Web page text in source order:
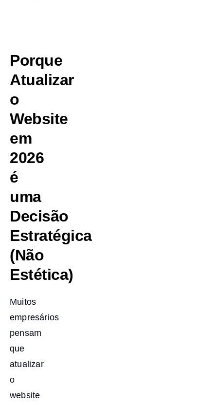
Porque
Atualizar
o
Website
em
2026
é
uma
Decisão
Estratégica
(Não
Estética)
Muitos
empresários
pensam
que
atualizar
o
website